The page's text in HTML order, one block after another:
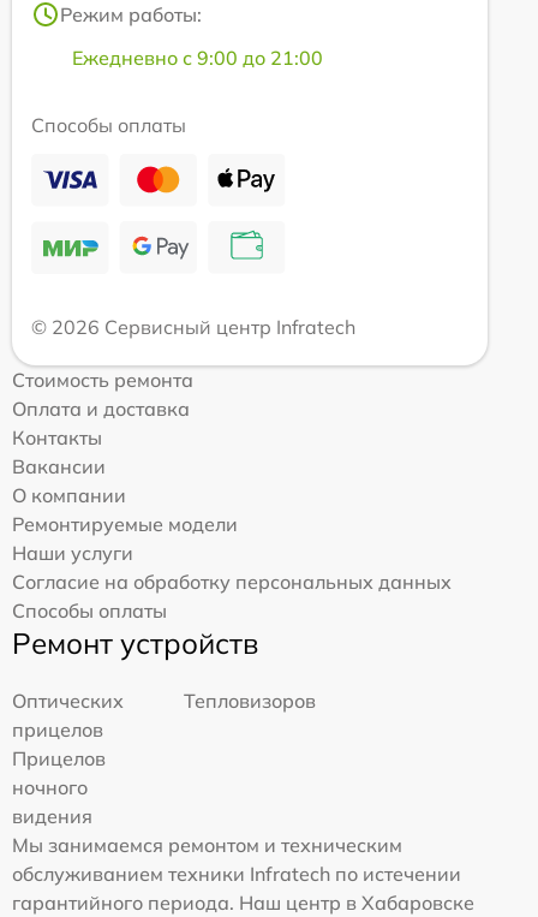
Режим работы:
Ежедневно с 9:00 до 21:00
Способы оплаты
© 2026 Сервисный центр Infratech
Стоимость ремонта
Оплата и доставка
Контакты
Вакансии
О компании
Ремонтируемые модели
Наши услуги
Согласие на обработку персональных данных
Способы оплаты
Ремонт устройств
Оптических
прицелов
Тепловизоров
Прицелов
ночного
видения
Мы занимаемся ремонтом и техническим
обслуживанием техники Infratech по истечении
гарантийного периода. Наш центр в Хабаровске